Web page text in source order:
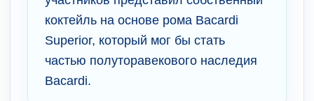
коктейль на основе рома Bacardi
Superior, который мог бы стать
частью полуторавекового наследия
Bacardi.